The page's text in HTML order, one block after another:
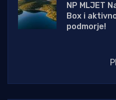
NP MLJET
Box i
podmorje!